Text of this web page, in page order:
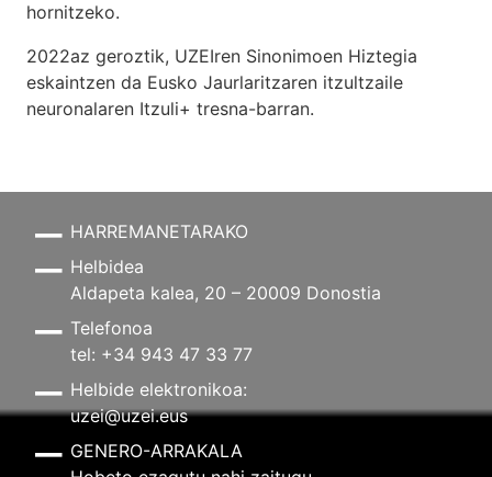
hornitzeko.
2022az geroztik, UZEIren Sinonimoen Hiztegia
eskaintzen da Eusko Jaurlaritzaren itzultzaile
neuronalaren Itzuli+ tresna-barran.
HARREMANETARAKO
Helbidea
Aldapeta kalea, 20 – 20009 Donostia
Telefonoa
tel: +34 943 47 33 77
Helbide elektronikoa:
uzei@uzei.eus
GENERO-ARRAKALA